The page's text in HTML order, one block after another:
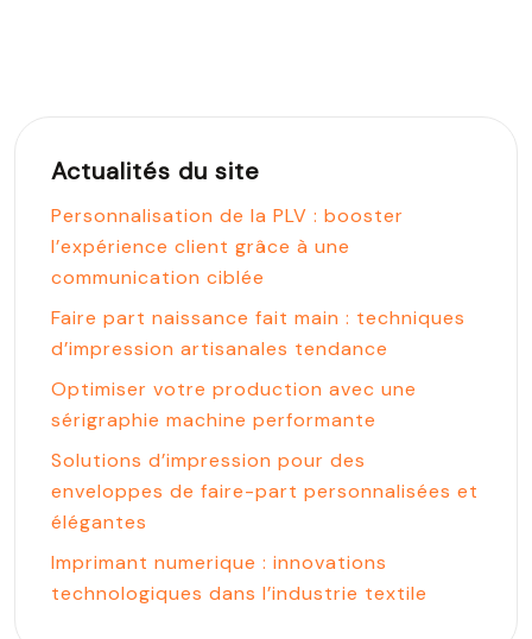
Actualités du site
Personnalisation de la PLV : booster
l’expérience client grâce à une
communication ciblée
Faire part naissance fait main : techniques
d’impression artisanales tendance
Optimiser votre production avec une
sérigraphie machine performante
Solutions d’impression pour des
enveloppes de faire-part personnalisées et
élégantes
Imprimant numerique : innovations
technologiques dans l’industrie textile